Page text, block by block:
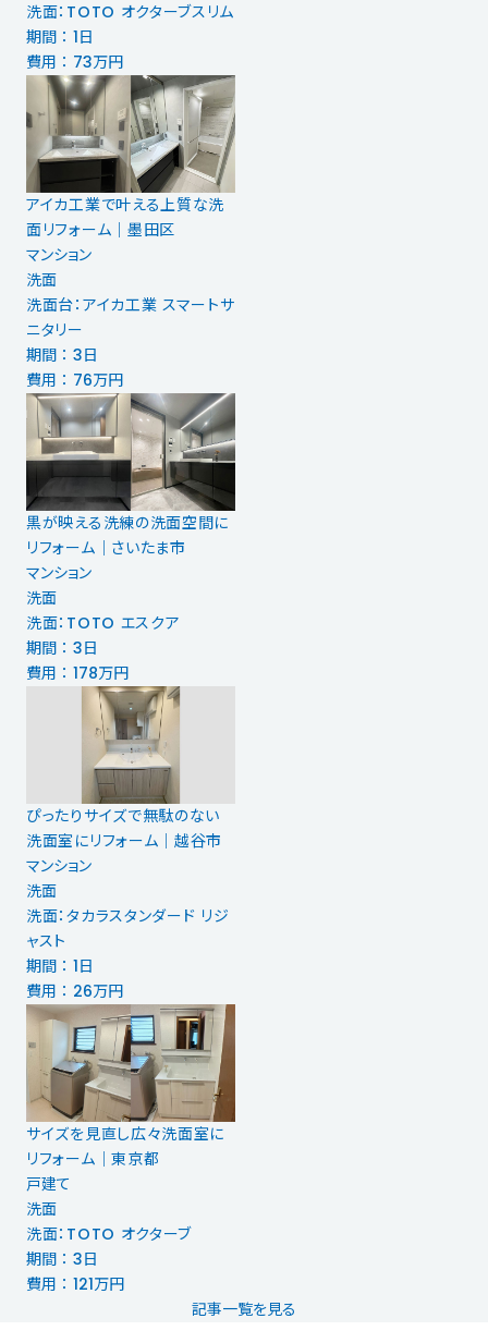
洗面：TOTO オクターブスリム
期間 ： 1日
費用 ： 73万円
アイカ工業で叶える上質な洗
面リフォーム｜墨田区
マンション
洗面
洗面台：アイカ工業 スマートサ
ニタリー
期間 ： 3日
費用 ： 76万円
黒が映える洗練の洗面空間に
リフォーム｜さいたま市
マンション
洗面
洗面：TOTO エスクア
期間 ： 3日
費用 ： 178万円
ぴったりサイズで無駄のない
洗面室にリフォーム｜越谷市
マンション
洗面
洗面：タカラスタンダード リジ
ャスト
期間 ： 1日
費用 ： 26万円
サイズを見直し広々洗面室に
リフォーム｜東京都
戸建て
洗面
洗面：TOTO オクターブ
期間 ： 3日
費用 ： 121万円
記事一覧を見る